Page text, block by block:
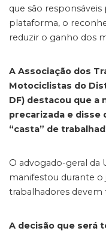
que são responsáveis
plataforma, o
reduzir o ganho dos
A Associação dos
Motociclistas do
DF) destacou que a
precarizada e disse
“casta” de
O advogado-geral da
manifestou durante
trabalhadores devem
A decisão que será